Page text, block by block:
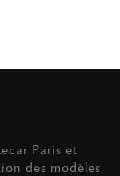
Paris et
des modèles